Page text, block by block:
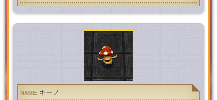
キーノ